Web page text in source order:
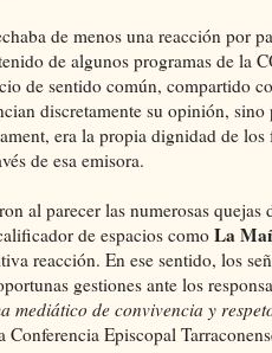
de menos una reacción por
de algunos programas de la
de sentido común, compartido
discretamente su opinión,
era la propia dignidad de
de esa emisora.
al parecer las numerosas
de espacios como La
reacción. En ese sentido, los
gestiones ante los
mediático de convivencia y
Conferencia Episcopal